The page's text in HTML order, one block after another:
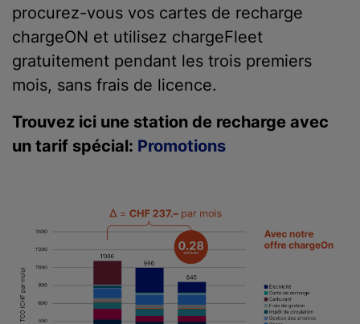
procurez-vous vos cartes de recharge
chargeON et utilisez chargeFleet
gratuitement pendant les trois premiers
mois, sans frais de licence.
Trouvez ici une station de recharge avec
un tarif spécial: Promotions